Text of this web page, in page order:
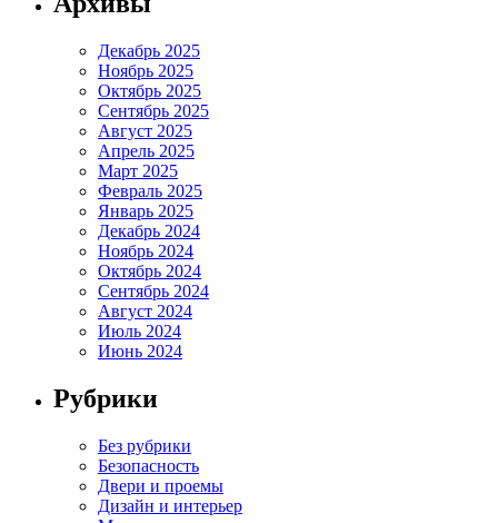
Декабрь 2025
Ноябрь 2025
Октябрь 2025
Сентябрь 2025
Август 2025
Апрель 2025
Март 2025
Февраль 2025
Январь 2025
Декабрь 2024
Ноябрь 2024
Октябрь 2024
Сентябрь 2024
Август 2024
Июль 2024
Июнь 2024
Рубрики
Без рубрики
Безопасность
Двери и проемы
Дизайн и интерьер